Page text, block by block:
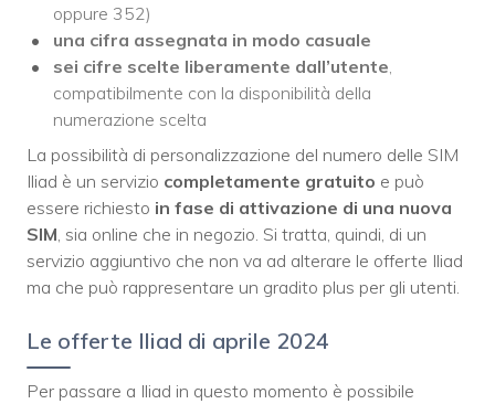
oppure 352)
una cifra assegnata in modo casuale
sei cifre scelte liberamente dall’utente
compatibilmente con la disponibilità della
numerazione scelta
La possibilità di personalizzazione del numero delle SIM
Iliad è un servizio completamente gratuito e può
essere richiesto in fase di attivazione di una nuova
SIM , sia online che in negozio. Si tratta, quindi, di un
servizio aggiuntivo che non va ad alterare le offerte Iliad
ma che può rappresentare un gradito plus per gli utenti.
Le offerte Iliad di aprile 2024
Per passare a Iliad in questo momento è possibile